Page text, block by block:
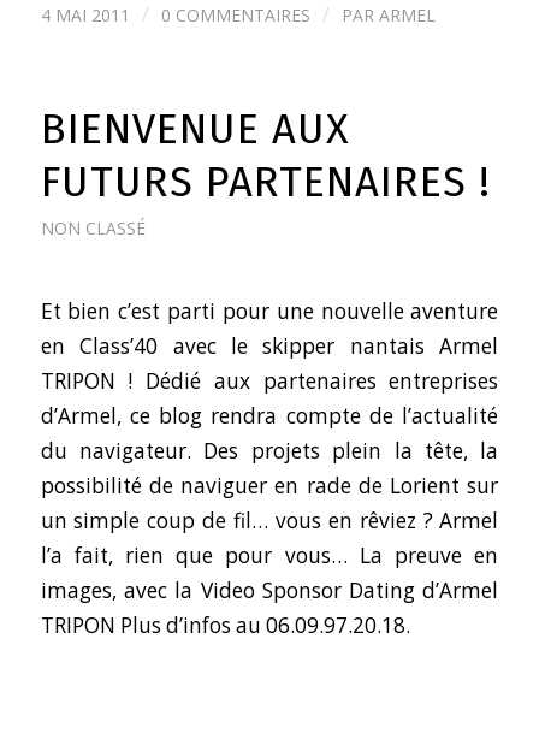
4 MAI 2011 / 0 COMMENTAIRES / PAR ARMEL
BIENVENUE AUX
FUTURS PARTENAIRES !
NON CLASSÉ
Et bien c’est parti pour une nouvelle aventure
en Class’40 avec le skipper nantais Armel
TRIPON ! Dédié aux partenaires entreprises
d’Armel, ce blog rendra compte de l’actualité
du navigateur. Des projets plein la tête, la
possibilité de naviguer en rade de Lorient sur
un simple coup de fil… vous en rêviez ? Armel
l’a fait, rien que pour vous… La preuve en
images, avec la Video Sponsor Dating d’Armel
TRIPON Plus d’infos au 06.09.97.20.18.